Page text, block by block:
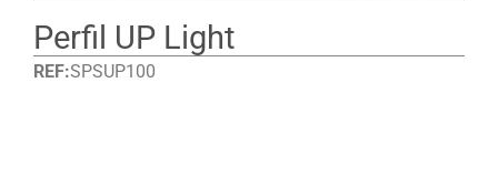
Perfil UP Light
REF:SPSUP100